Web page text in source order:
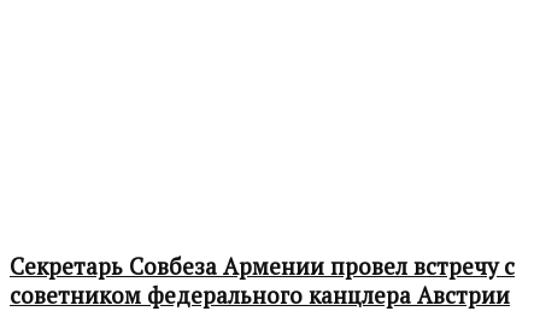
Секретарь Совбеза Армении провел встречу с
советником федерального канцлера Австрии